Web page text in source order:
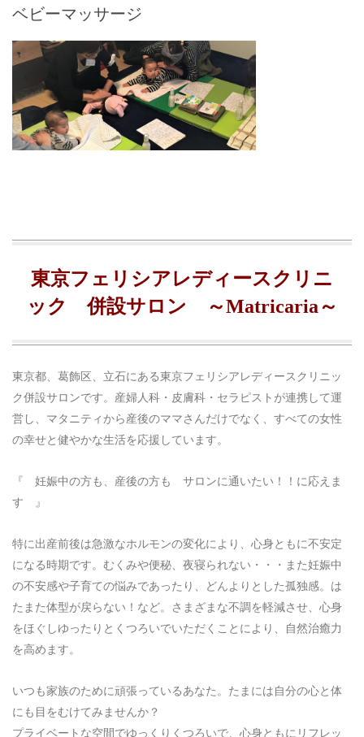
ベビーマッサージ
東京フェリシアレディースクリニ
ック 併設サロン ～Matricaria～
東京都、葛飾区、立石にある東京フェリシアレディースクリニッ
ク併設サロンです。産婦人科・皮膚科・セラピストが連携して運
営し、マタニティから産後のママさんだけでなく、すべての女性
の幸せと健やかな生活を応援しています。
『 妊娠中の方も、産後の方も サロンに通いたい！！に応えま
す 』
特に出産前後は急激なホルモンの変化により、心身ともに不安定
になる時期です。むくみや便秘、夜寝られない・・・また妊娠中
の不安感や子育ての悩みであったり、どんよりとした孤独感。は
たまた体型が戻らない！など。さまざまな不調を軽減させ、心身
をほぐしゆったりとくつろいでいただくことにより、自然治癒力
を高めます。
いつも家族のために頑張っているあなた。たまには自分の心と体
にも目をむけてみませんか？
プライベートな空間でゆっくりくつろいで、心身ともにリフレッ